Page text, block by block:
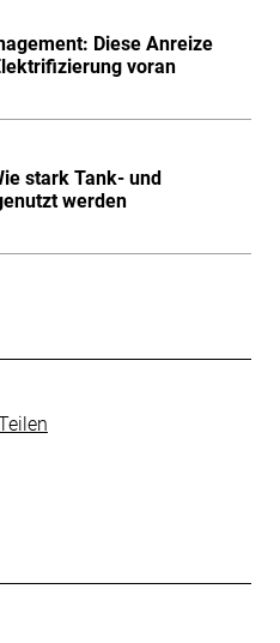
Diese Anreize
voran
stark Tank- und
werden